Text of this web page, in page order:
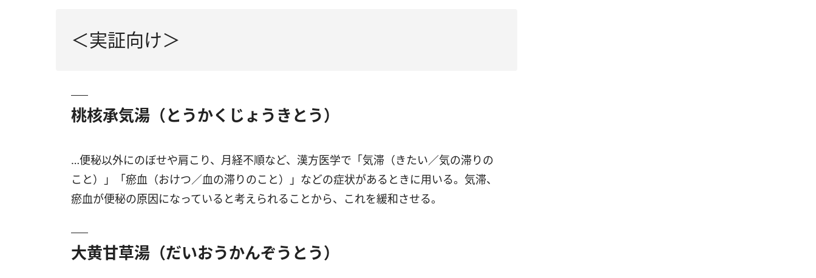
＜実証向け＞
桃核承気湯（とうかくじょうきとう）
…便秘以外にのぼせや肩こり、月経不順など、漢方医学で「気滞（きたい／気の滞りの
こと）」「瘀血（おけつ／血の滞りのこと）」などの症状があるときに用いる。気滞、
瘀血が便秘の原因になっていると考えられることから、これを緩和させる。
大黄甘草湯（だいおうかんぞうとう）